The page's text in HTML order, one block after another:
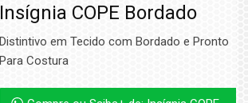
Insígnia COPE Bordado
Distintivo em Tecido com Bordado e Pronto
Para Costura